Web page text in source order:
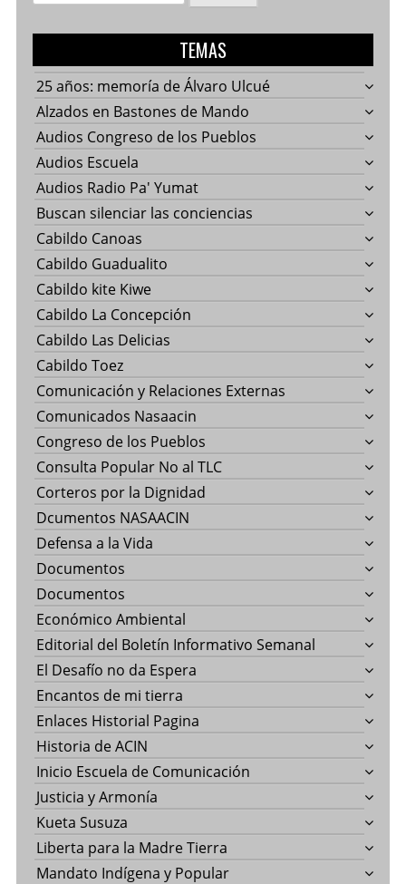
TEMAS
25 años: memoría de Álvaro Ulcué
Alzados en Bastones de Mando
Audios Congreso de los Pueblos
Audios Escuela
Audios Radio Pa' Yumat
Buscan silenciar las conciencias
Cabildo Canoas
Cabildo Guadualito
Cabildo kite Kiwe
Cabildo La Concepción
Cabildo Las Delicias
Cabildo Toez
Comunicación y Relaciones Externas
Comunicados Nasaacin
Congreso de los Pueblos
Consulta Popular No al TLC
Corteros por la Dignidad
Dcumentos NASAACIN
Defensa a la Vida
Documentos
Documentos
Económico Ambiental
Editorial del Boletín Informativo Semanal
El Desafío no da Espera
Encantos de mi tierra
Enlaces Historial Pagina
Historia de ACIN
Inicio Escuela de Comunicación
Justicia y Armonía
Kueta Susuza
Liberta para la Madre Tierra
Mandato Indígena y Popular